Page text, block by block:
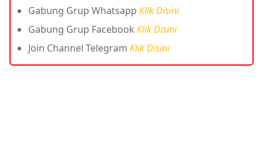
Gabung Grup Whatsapp Klik Disini
Gabung Grup Facebook Klik Disini
Join Channel Telegram Klik Disini